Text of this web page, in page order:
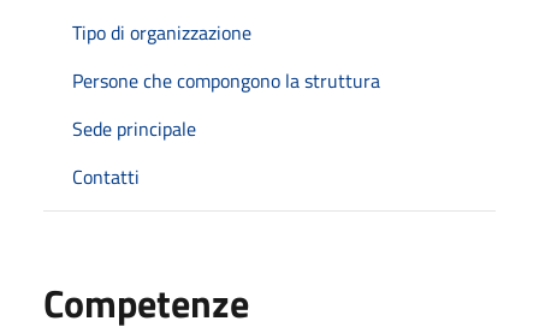
Tipo di organizzazione
Persone che compongono la struttura
Sede principale
Contatti
Competenze